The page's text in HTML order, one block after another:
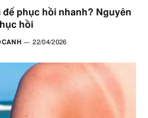
để phục hồi nhanh? Nguyên
hồi
22/04/2026